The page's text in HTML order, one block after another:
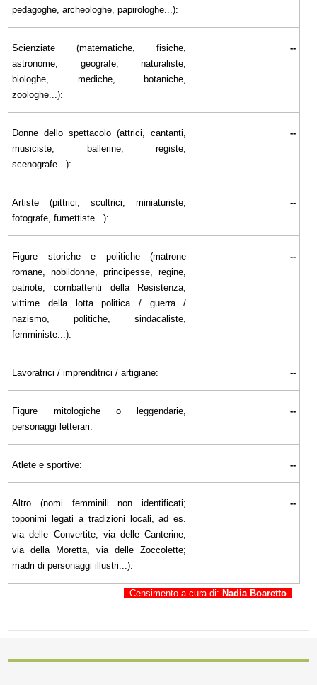
pedagoghe, archeologhe, papirologhe...):
Scienziate (matematiche, fisiche,
astronome, geografe, naturaliste,
biologhe, mediche, botaniche,
zoologhe...):
--
Donne dello spettacolo (attrici, cantanti,
musiciste, ballerine, registe,
scenografe...):
--
Artiste (pittrici, scultrici, miniaturiste,
fotografe, fumettiste...):
--
Figure storiche e politiche (matrone
romane, nobildonne, principesse, regine,
patriote, combattenti della Resistenza,
vittime della lotta politica / guerra /
nazismo, politiche, sindacaliste,
femministe...):
--
Lavoratrici / imprenditrici / artigiane: --
Figure mitologiche o leggendarie,
personaggi letterari:
--
Atlete e sportive: --
Altro (nomi femminili non identificati;
toponimi legati a tradizioni locali, ad es.
via delle Convertite, via delle Canterine,
via della Moretta, via delle Zoccolette;
madri di personaggi illustri...):
--
Censimento a cura di: Nadia Boaretto